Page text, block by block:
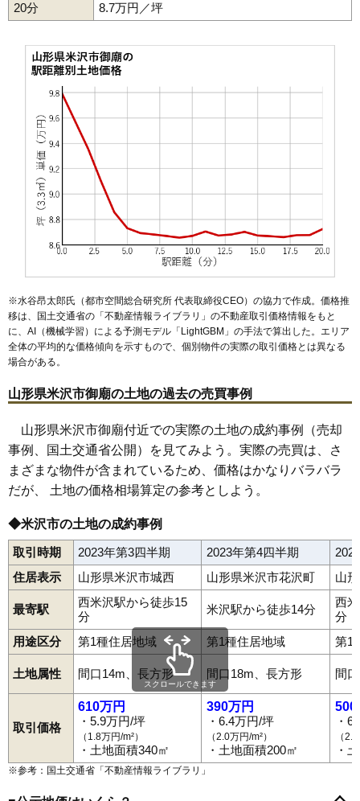
46 芳泉町 3.6万円
48 木和田
49 窪田町
51
杉の目町 1.9万円 382万円
53 口田沢 1.8万円 204万円
54 小野川町 1.7万円 82万円 -14.4%
55 浅川 1.7万円 325万円 -12.2%
1.6万円 59万円
1.4万円
広幡町 1.2万円 266万円 -14.8%
20分
8.7万円／坪
※水谷昂太郎氏（都市空間総合研究所 代表取締役CEO）の協力で作成。価格推
移は、国土交通省の「不動産情報ライブラリ 」の不動産取引価格情報をもと
に、AI（機械学習）による予測モデル「LightGBM」の手法で算出した。エリア
全体の平均的な価格傾向を示すもので、個別物件の実際の取引価格とは異なる
場合がある。
山形県米沢市御廟の土地の過去の売買事例
山形県米沢市御廟付近での実際の土地の成約事例（売却
事例、国土交通省公開）を見てみよう。実際の売買は、さ
まざまな物件が含まれているため、価格はかなりバラバラ
だが、 土地の価格相場算定の参考としよう。
◆米沢市の土地の成約事例
取引時期 2023年第3四半期 2023年第4四半期
住居表示
山形県米沢市城西 山形県米沢市花沢町 山
最寄駅
西米沢駅から徒歩15
分
米沢駅から徒歩14分
西
分
用途区分
第1種住居地域 第1種住居地域 第1
土地属性 間口14m、長方形 間口18m、長方形 間
取引価格
610万円
・5.9万円/坪
（1.8万円/m²）
・土地面積340㎡
390万円
・6.4万円/坪
（2.0万円/m²）
・土地面積200㎡
500
・
（
・
スクロールできます
※参考：国土交通省「不動産情報ライブラリ 」
春日金池 上新田 川井